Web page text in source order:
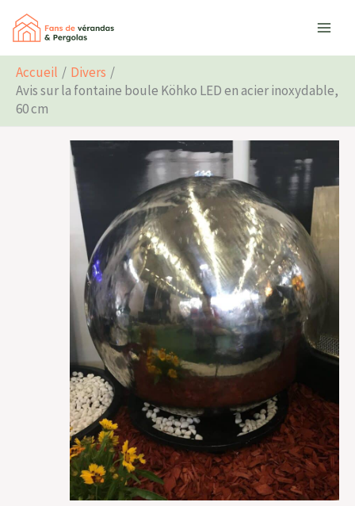
Aller
contenu
Accueil
Divers
Avis sur la fontaine boule Köhko LED en acier inoxydable,
60 cm
Rechercher